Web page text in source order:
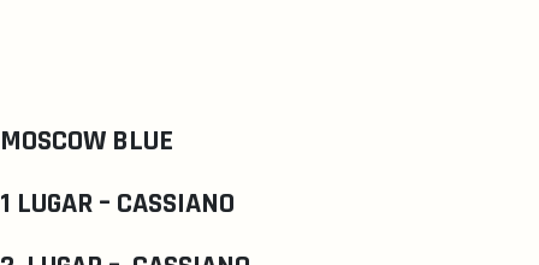
MOSCOW BLUE
1 LUGAR – CASSIANO